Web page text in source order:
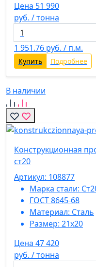
Цена 51 990
руб. / тонна
1 951.76 руб. / п.м.
Купить Подробнее
В наличии
Конструкционная
ст20
Артикул: 108877
Марка стали:
ГОСТ 8645-68
Материал: Сталь
Размер: 21х20
Цена 47 420
руб. / тонна